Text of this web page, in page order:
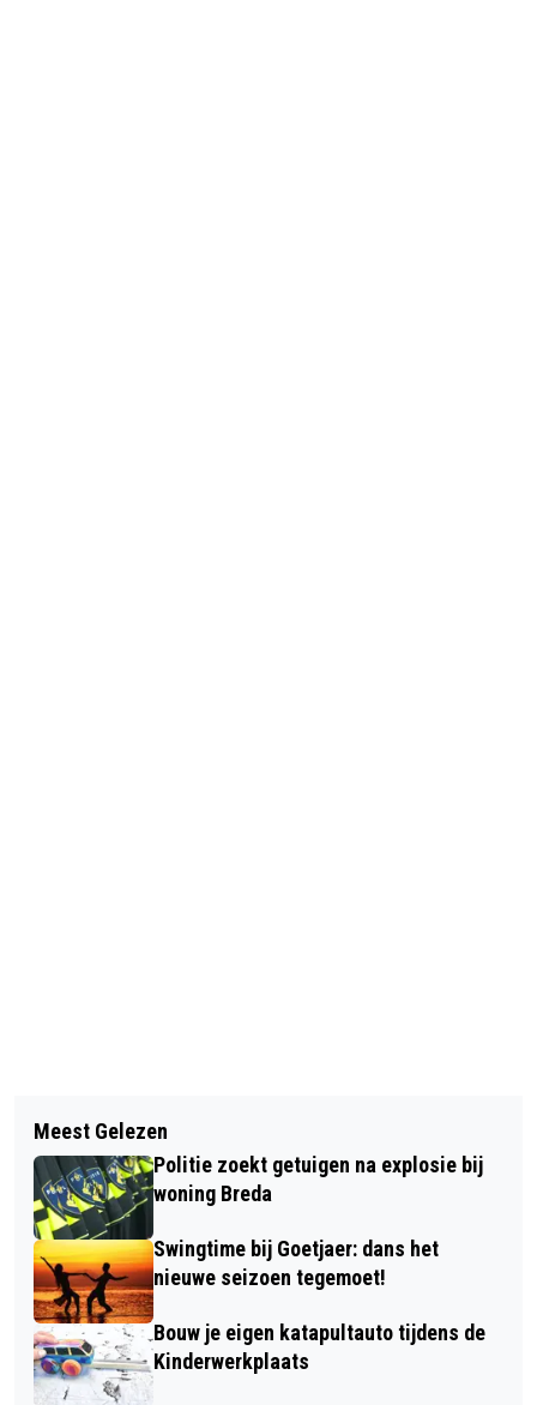
TE HOGE WOZ-WAARDE IN BREDA
BEÏNVLOEDT OZB
ZOENEN MET JE VALENTIJN MET
CARNAVAL? BEZINT EER JE EEN
KOORTSLIP BEMINT
Meest Gelezen
Politie zoekt getuigen na explosie bij
woning Breda
Swingtime bij Goetjaer: dans het
nieuwe seizoen tegemoet!
Bouw je eigen katapultauto tijdens de
Kinderwerkplaats